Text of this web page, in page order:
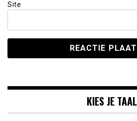
Site
KIES JE TAAL